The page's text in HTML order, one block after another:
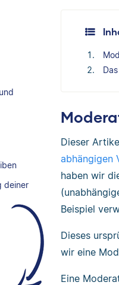
deiner
Dieser
abhängigen
haben wir
Beispiel
Dieses
wir eine
Eine